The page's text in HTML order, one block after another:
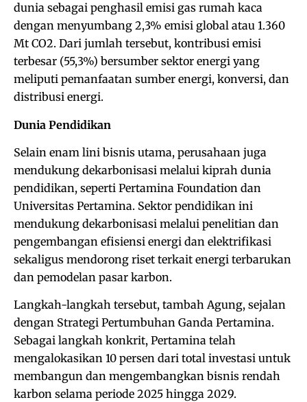
dunia sebagai penghasil emisi gas rumah kaca
dengan menyumbang 2,3% emisi global atau 1.360
Mt CO2. Dari jumlah tersebut, kontribusi emisi
terbesar (55,3%) bersumber sektor energi yang
meliputi pemanfaatan sumber energi, konversi, dan
distribusi energi.
Dunia Pendidikan
Selain enam lini bisnis utama, perusahaan juga
mendukung dekarbonisasi melalui kiprah dunia
pendidikan, seperti Pertamina Foundation dan
Universitas Pertamina. Sektor pendidikan ini
mendukung dekarbonisasi melalui penelitian dan
pengembangan efisiensi energi dan elektrifikasi
sekaligus mendorong riset terkait energi terbarukan
dan pemodelan pasar karbon.
Langkah-langkah tersebut, tambah Agung, sejalan
dengan Strategi Pertumbuhan Ganda Pertamina.
Sebagai langkah konkrit, Pertamina telah
mengalokasikan 10 persen dari total investasi untuk
membangun dan mengembangkan bisnis rendah
karbon selama periode 2025 hingga 2029.